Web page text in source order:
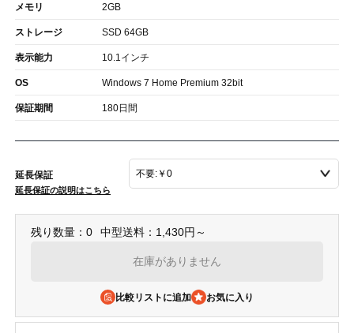
メモリ 2GB
ストレージ SSD 64GB
表示能力 10.1インチ
OS Windows 7 Home Premium 32bit
保証期間 180日間
延長保証
延長保証の説明はこちら
残り数量：0 中型送料：1,430円～
在庫がありません
比較リストに追加